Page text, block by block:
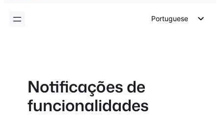
conteúdo
Portuguese
Notificações de
funcionalidades